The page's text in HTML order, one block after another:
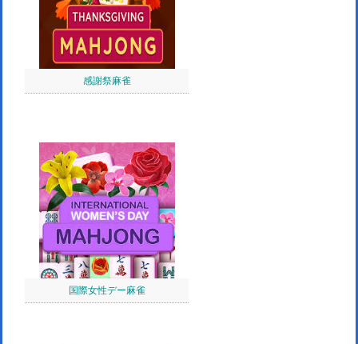
感謝祭麻雀
国際女性デー麻雀